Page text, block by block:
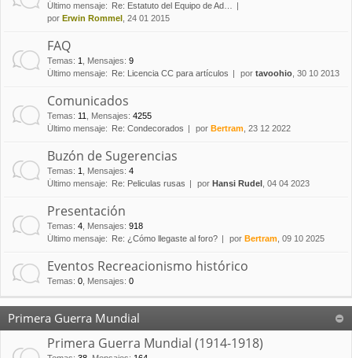
Último mensaje:
Re: Estatuto del Equipo de Ad…
por Erwin Rommel , 24 01 2015
FAQ
Temas: 1 Mensajes: 9
Último mensaje:
Re: Licencia CC para artículos por tavoohio , 30 10 2013
Comunicados
Temas: 11 Mensajes: 4255
Último mensaje:
Re: Condecorados por Bertram , 23 12 2022
Buzón de Sugerencias
Temas: 1 Mensajes: 4
Último mensaje:
Re: Peliculas rusas por Hansi Rudel , 04 04 2023
Presentación
Temas: 4 Mensajes: 918
Último mensaje:
Re: ¿Cómo llegaste al foro? por Bertram , 09 10 2025
Eventos Recreacionismo histórico
Temas: 0 Mensajes: 0
Primera Guerra Mundial
Primera Guerra Mundial (1914-1918)